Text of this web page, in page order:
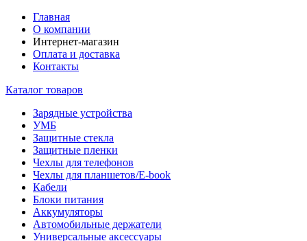
Главная
О компании
Интернет-магазин
Оплата и доставка
Контакты
Каталог товаров
Зарядные устройства
УМБ
Защитные стекла
Защитные пленки
Чехлы для телефонов
Чехлы для планшетов/E-book
Кабели
Блоки питания
Аккумуляторы
Автомобильные держатели
Универсальные аксессуары